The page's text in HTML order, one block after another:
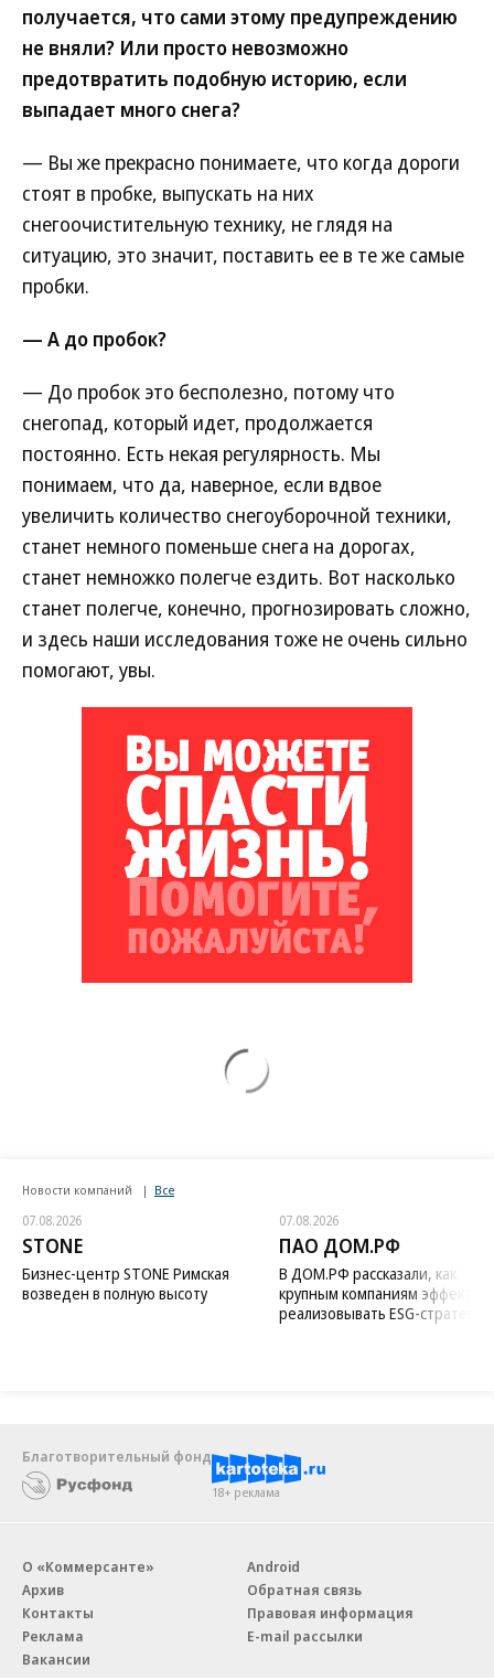
получается, что сами этому предупреждению
не вняли? Или просто невозможно
предотвратить подобную историю, если
выпадает много снега?
— Вы же прекрасно понимаете, что когда дороги
стоят в пробке, выпускать на них
снегоочистительную технику, не глядя на
ситуацию, это значит, поставить ее в те же самые
пробки.
— А до пробок?
— До пробок это бесполезно, потому что
снегопад, который идет, продолжается
постоянно. Есть некая регулярность. Мы
понимаем, что да, наверное, если вдвое
увеличить количество снегоуборочной техники,
станет немного поменьше снега на дорогах,
станет немножко полегче ездить. Вот насколько
станет полегче, конечно, прогнозировать сложно,
и здесь наши исследования тоже не очень сильно
помогают, увы.
Новости компаний Все
07.08.2026
STONE
Бизнес-центр STONE Римская
возведен в полную высоту
07.08.2026
ПАО ДОМ.РФ
В ДОМ.РФ рассказали, как
крупным компаниям
реализовывать ESG-стратегию
Благотворительный фонд
18+ реклама
О «Коммерсанте»
Архив
Контакты
Реклама
Вакансии
Android
Обратная связь
Правовая информация
E-mail рассылки